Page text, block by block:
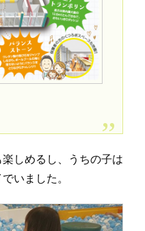
しめるし、うちの子は
いました。